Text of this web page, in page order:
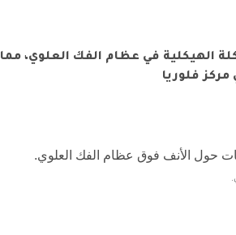
الهيكلية في عظام الفك العلوي، مما
فلوريا